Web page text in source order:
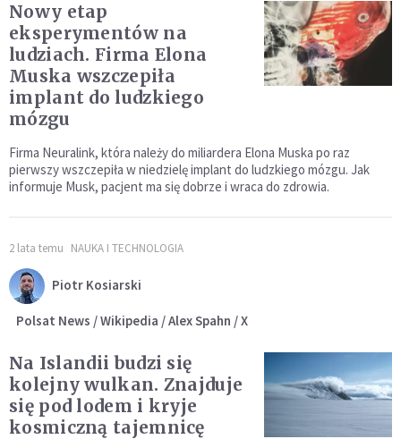
Nowy etap
eksperymentów na
ludziach. Firma Elona
Muska wszczepiła
implant do ludzkiego
mózgu
Firma Neuralink, która należy do miliardera Elona Muska po raz
pierwszy wszczepiła w niedzielę implant do ludzkiego mózgu. Jak
informuje Musk, pacjent ma się dobrze i wraca do zdrowia.
2 lata temu NAUKA I TECHNOLOGIA
Piotr Kosiarski
Polsat News / Wikipedia / Alex Spahn / X
Na Islandii budzi się
kolejny wulkan. Znajduje
się pod lodem i kryje
kosmiczną tajemnicę